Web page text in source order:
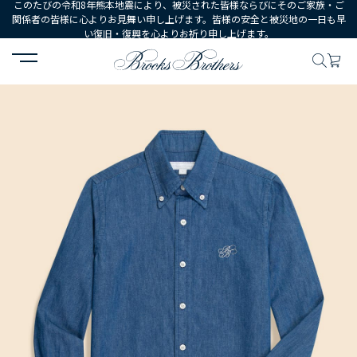
このたびの令和8年熊本地震により、被災された皆様ならびにそのご家族・ご
関係者の皆様に心よりお見舞い申し上げます。皆様の安全と被災地の一日も早
い復旧・復興を心よりお祈り申し上げます。
HOME ウェア トップス シャツ・ブラウス 【